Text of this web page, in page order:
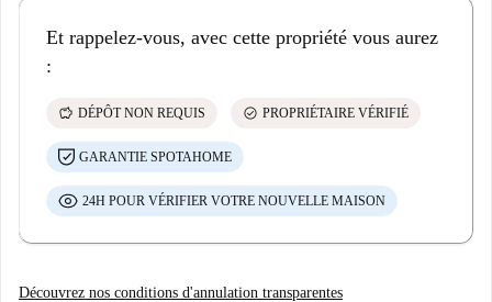
Et rappelez-vous, avec cette propriété vous aurez
:
savings DÉPÔT NON REQUIS check_circle PROPRIÉTAIRE VÉRIFIÉ
GARANTIE SPOTAHOME
24H POUR VÉRIFIER VOTRE NOUVELLE MAISON
Découvrez nos conditions d'annulation transparentes